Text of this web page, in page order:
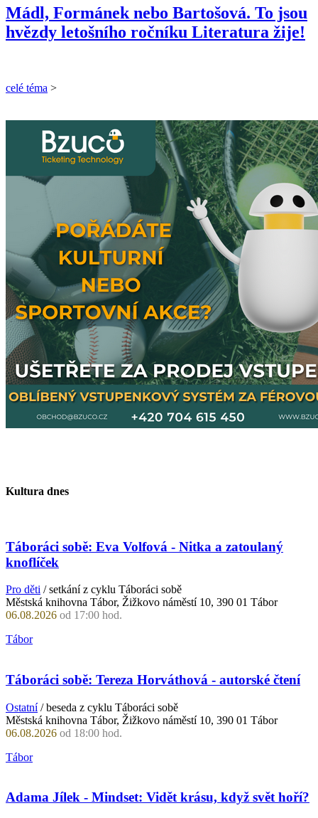
Mádl, Formánek nebo Bartošová. To jsou
hvězdy letošního ročníku Literatura žije!
celé téma >
Kultura dnes
Táboráci sobě: Eva Volfová - Nitka a zatoulaný
knoflíček
Pro děti / setkání z cyklu Táboráci sobě
Městská knihovna Tábor, Žižkovo náměstí 10, 390 01 Tábor
06.08.2026 od 17:00 hod.
Tábor
Táboráci sobě: Tereza Horváthová - autorské čtení
Ostatní/ beseda z cyklu Táboráci sobě
Městská knihovna Tábor, Žižkovo náměstí 10, 390 01 Tábor
06.08.2026 od 18:00 hod.
Tábor
Adama Jílek - Mindset: Vidět krásu, když svět hoří?